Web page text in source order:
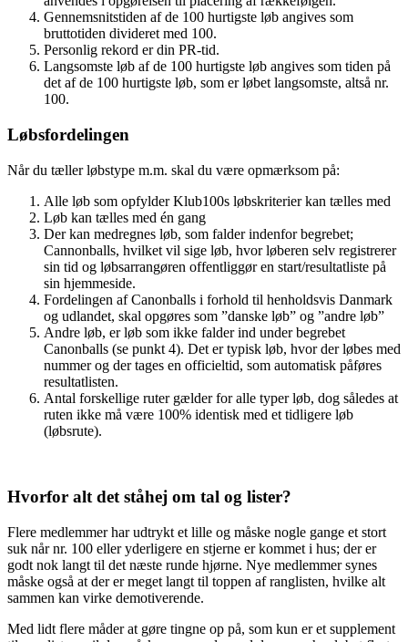
Gennemsnitstiden af de 100 hurtigste løb angives som
bruttotiden divideret med 100.
Personlig rekord er din PR-tid.
Langsomste løb af de 100 hurtigste løb angives som tiden på
det af de 100 hurtigste løb, som er løbet langsomste, altså nr.
100.
Løbsfordelingen
Når du tæller løbstype m.m. skal du være opmærksom på:
Alle løb som opfylder Klub100s løbskriterier kan tælles med
Løb kan tælles med én gang
Der kan medregnes løb, som falder indenfor begrebet;
Cannonballs, hvilket vil sige løb, hvor løberen selv registrerer
sin tid og løbsarrangøren offentliggør en start/resultatliste på
sin hjemmeside.
Fordelingen af Canonballs i forhold til henholdsvis Danmark
og udlandet, skal opgøres som ”danske løb” og ”andre løb”
Andre løb, er løb som ikke falder ind under begrebet
Canonballs (se punkt 4). Det er typisk løb, hvor der løbes med
nummer og der tages en officieltid, som automatisk påføres
resultatlisten.
Antal forskellige ruter gælder for alle typer løb, dog således at
ruten ikke må være 100% identisk med et tidligere løb
(løbsrute).
Hvorfor alt det ståhej om tal og lister?
Flere medlemmer har udtrykt et lille og måske nogle gange et stort
suk når nr. 100 eller yderligere en stjerne er kommet i hus; der er
godt nok langt til det næste runde hjørne. Nye medlemmer synes
måske også at der er meget langt til toppen af ranglisten, hvilke alt
sammen kan virke demotiverende.
Med lidt flere måder at gøre tingne op på, som kun er et supplement